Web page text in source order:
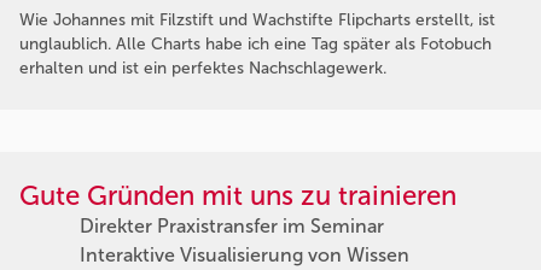
Wie Johannes mit Filzstift und Wachstifte Flipcharts erstellt, ist
unglaublich. Alle Charts habe ich eine Tag später als Fotobuch
erhalten und ist ein perfektes Nachschlagewerk.
Gute Gründen mit uns zu trainieren
Direkter Praxistransfer im Seminar
Interaktive Visualisierung von Wissen